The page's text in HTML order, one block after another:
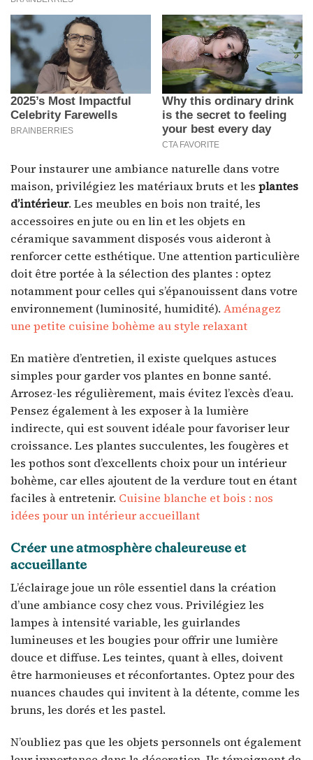
Pour instaurer une ambiance naturelle dans votre
maison, privilégiez les matériaux bruts et les plantes
d’intérieur. Les meubles en bois non traité, les
accessoires en jute ou en lin et les objets en
céramique savamment disposés vous aideront à
renforcer cette esthétique. Une attention particulière
doit être portée à la sélection des plantes : optez
notamment pour celles qui s’épanouissent dans votre
environnement (luminosité, humidité). Aménagez
une petite cuisine bohème au style relaxant
En matière d’entretien, il existe quelques astuces
simples pour garder vos plantes en bonne santé.
Arrosez-les régulièrement, mais évitez l’excès d’eau.
Pensez également à les exposer à la lumière
indirecte, qui est souvent idéale pour favoriser leur
croissance. Les plantes succulentes, les fougères et
les pothos sont d’excellents choix pour un intérieur
bohème, car elles ajoutent de la verdure tout en étant
faciles à entretenir. Cuisine blanche et bois : nos
idées pour un intérieur accueillant
Créer une atmosphère chaleureuse et
accueillante
L’éclairage joue un rôle essentiel dans la création
d’une ambiance cosy chez vous. Privilégiez les
lampes à intensité variable, les guirlandes
lumineuses et les bougies pour offrir une lumière
douce et diffuse. Les teintes, quant à elles, doivent
être harmonieuses et réconfortantes. Optez pour des
nuances chaudes qui invitent à la détente, comme les
bruns, les dorés et les pastel.
N’oubliez pas que les objets personnels ont également